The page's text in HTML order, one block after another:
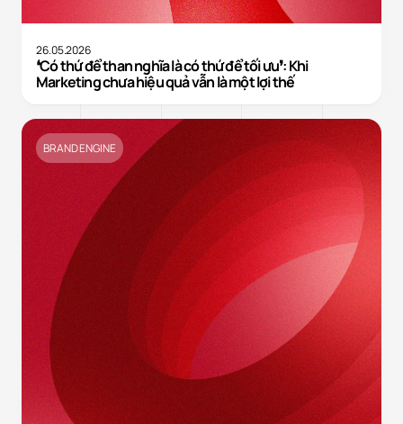
26.05.2026
❛Có thứ để than nghĩa là có thứ để tối ưu❜: Khi
Marketing chưa hiệu quả vẫn là một lợi thế
BRAND ENGINE